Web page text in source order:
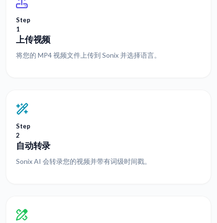
Step
1
上传视频
将您的 MP4 视频文件上传到 Sonix 并选择语言。
Step
2
自动转录
Sonix AI 会转录您的视频并带有词级时间戳。